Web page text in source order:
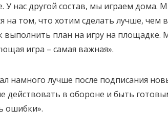
У нас другой состав, мы играем дома.
на том, что хотим сделать лучше, чем в
план на игру на площадке.
игра – самая важная».
намного лучше после подписания
в обороне и быть
ошибки».